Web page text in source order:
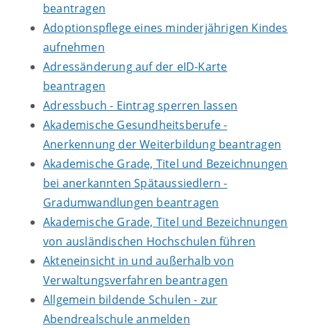
beantragen
Adoptionspflege eines minderjährigen Kindes
aufnehmen
Adressänderung auf der eID-Karte
beantragen
Adressbuch - Eintrag sperren lassen
Akademische Gesundheitsberufe -
Anerkennung der Weiterbildung beantragen
Akademische Grade, Titel und Bezeichnungen
bei anerkannten Spätaussiedlern -
Gradumwandlungen beantragen
Akademische Grade, Titel und Bezeichnungen
von ausländischen Hochschulen führen
Akteneinsicht in und außerhalb von
Verwaltungsverfahren beantragen
Allgemein bildende Schulen - zur
Abendrealschule anmelden